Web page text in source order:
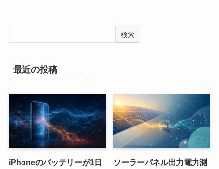
検索
最近の投稿
iPhoneのバッテリーが1日
ソーラーパネル出力電力測